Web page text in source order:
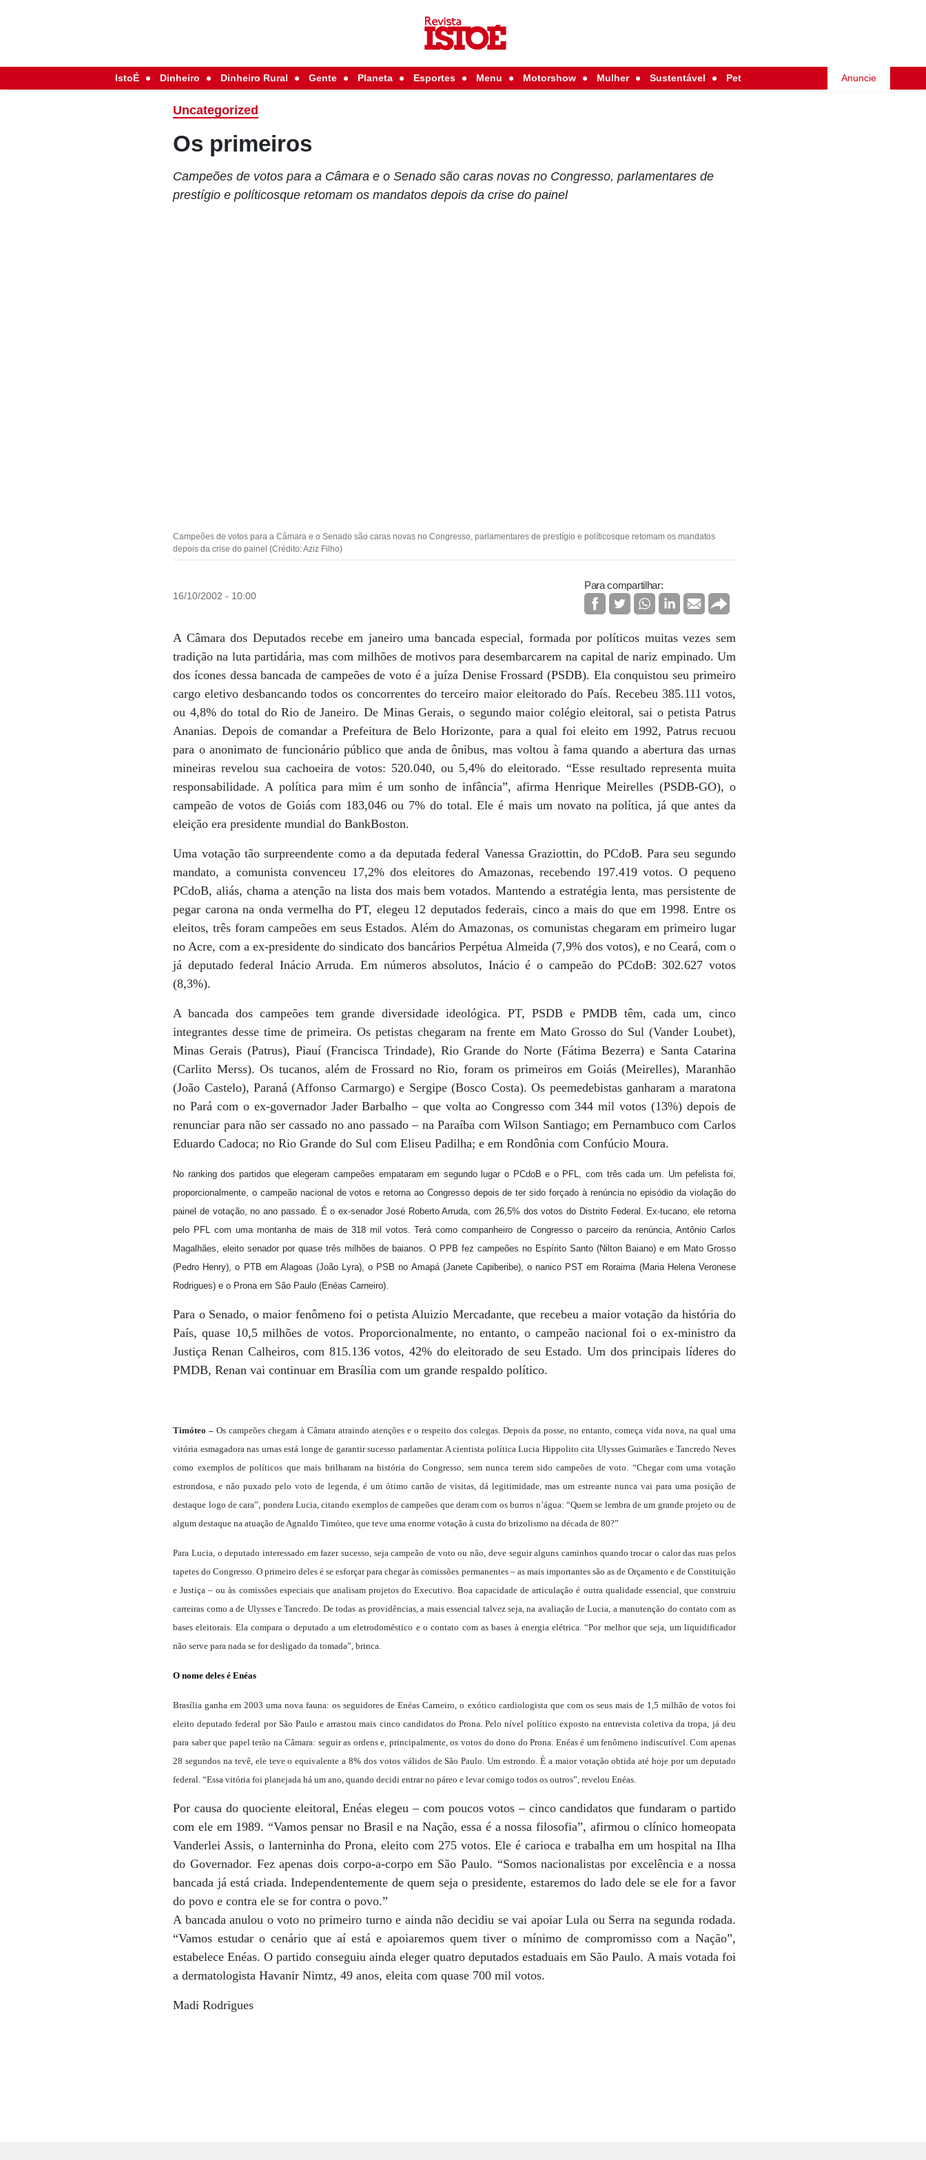
IstoÉ Dinheiro Dinheiro Rural Gente Planeta Esportes Menu Motorshow Mulher Sustentável Pet Anuncie
Uncategorized
Os primeiros
Campeões de votos para a Câmara e o Senado são caras novas no Congresso, parlamentares de
prestígio e políticosque retomam os mandatos depois da crise do painel
Campeões de votos para a Câmara e o Senado são caras novas no Congresso, parlamentares de prestígio e políticosque retomam os mandatos
depois da crise do painel (Crédito: Aziz Filho)
16/10/2002 - 10:00
Para compartilhar:
A Câmara dos Deputados recebe em janeiro uma bancada especial, formada por políticos muitas vezes sem
tradição na luta partidária, mas com milhões de motivos para desembarcarem na capital de nariz empinado. Um
dos ícones dessa bancada de campeões de voto é a juíza Denise Frossard (PSDB). Ela conquistou seu primeiro
cargo eletivo desbancando todos os concorrentes do terceiro maior eleitorado do País. Recebeu 385.111 votos,
ou 4,8% do total do Rio de Janeiro. De Minas Gerais, o segundo maior colégio eleitoral, sai o petista Patrus
Ananias. Depois de comandar a Prefeitura de Belo Horizonte, para a qual foi eleito em 1992, Patrus recuou
para o anonimato de funcionário público que anda de ônibus, mas voltou à fama quando a abertura das urnas
mineiras revelou sua cachoeira de votos: 520.040, ou 5,4% do eleitorado. “Esse resultado representa muita
responsabilidade. A política para mim é um sonho de infância”, afirma Henrique Meirelles (PSDB-GO), o
campeão de votos de Goiás com 183,046 ou 7% do total. Ele é mais um novato na política, já que antes da
eleição era presidente mundial do BankBoston.
Uma votação tão surpreendente como a da deputada federal Vanessa Graziottin, do PCdoB. Para seu segundo
mandato, a comunista convenceu 17,2% dos eleitores do Amazonas, recebendo 197.419 votos. O pequeno
PCdoB, aliás, chama a atenção na lista dos mais bem votados. Mantendo a estratégia lenta, mas persistente de
pegar carona na onda vermelha do PT, elegeu 12 deputados federais, cinco a mais do que em 1998. Entre os
eleitos, três foram campeões em seus Estados. Além do Amazonas, os comunistas chegaram em primeiro lugar
no Acre, com a ex-presidente do sindicato dos bancários Perpétua Almeida (7,9% dos votos), e no Ceará, com o
já deputado federal Inácio Arruda. Em números absolutos, Inácio é o campeão do PCdoB: 302.627 votos
(8,3%).
A bancada dos campeões tem grande diversidade ideológica. PT, PSDB e PMDB têm, cada um, cinco
integrantes desse time de primeira. Os petistas chegaram na frente em Mato Grosso do Sul (Vander Loubet),
Minas Gerais (Patrus), Piauí (Francisca Trindade), Rio Grande do Norte (Fátima Bezerra) e Santa Catarina
(Carlito Merss). Os tucanos, além de Frossard no Rio, foram os primeiros em Goiás (Meirelles), Maranhão
(João Castelo), Paraná (Affonso Carmargo) e Sergipe (Bosco Costa). Os peemedebistas ganharam a maratona
no Pará com o ex-governador Jader Barbalho – que volta ao Congresso com 344 mil votos (13%) depois de
renunciar para não ser cassado no ano passado – na Paraíba com Wilson Santiago; em Pernambuco com Carlos
Eduardo Cadoca; no Rio Grande do Sul com Eliseu Padilha; e em Rondônia com Confúcio Moura.
No ranking dos partidos que elegeram campeões empataram em segundo lugar o PCdoB e o PFL, com três cada um. Um pefelista foi,
proporcionalmente, o campeão nacional de votos e retorna ao Congresso depois de ter sido forçado à renúncia no episódio da violação do
painel de votação, no ano passado. É o ex-senador José Roberto Arruda, com 26,5% dos votos do Distrito Federal. Ex-tucano, ele retorna
pelo PFL com uma montanha de mais de 318 mil votos. Terá como companheiro de Congresso o parceiro da renúncia, Antônio Carlos
Magalhães, eleito senador por quase três milhões de baianos. O PPB fez campeões no Espírito Santo (Nilton Baiano) e em Mato Grosso
(Pedro Henry), o PTB em Alagoas (João Lyra), o PSB no Amapá (Janete Capiberibe), o nanico PST em Roraima (Maria Helena Veronese
Rodrigues) e o Prona em São Paulo (Enéas Carneiro).
Para o Senado, o maior fenômeno foi o petista Aluizio Mercadante, que recebeu a maior votação da história do
País, quase 10,5 milhões de votos. Proporcionalmente, no entanto, o campeão nacional foi o ex-ministro da
Justiça Renan Calheiros, com 815.136 votos, 42% do eleitorado de seu Estado. Um dos principais líderes do
PMDB, Renan vai continuar em Brasília com um grande respaldo político.
Timóteo –Os campeões chegam à Câmara atraindo atenções e o respeito dos colegas. Depois da posse, no entanto, começa vida nova, na qual uma
vitória esmagadora nas urnas está longe de garantir sucesso parlamentar. A cientista política Lucia Hippolito cita Ulysses Guimarães e Tancredo Neves
como exemplos de políticos que mais brilharam na história do Congresso, sem nunca terem sido campeões de voto. “Chegar com uma votação
estrondosa, e não puxado pelo voto de legenda, é um ótimo cartão de visitas, dá legitimidade, mas um estreante nunca vai para uma posição de
destaque logo de cara”, pondera Lucia, citando exemplos de campeões que deram com os burros n’água: “Quem se lembra de um grande projeto ou de
algum destaque na atuação de Agnaldo Timóteo, que teve uma enorme votação à custa do brizolismo na década de 80?”
Para Lucia, o deputado interessado em fazer sucesso, seja campeão de voto ou não, deve seguir alguns caminhos quando trocar o calor das ruas pelos
tapetes do Congresso. O primeiro deles é se esforçar para chegar às comissões permanentes – as mais importantes são as de Orçamento e de Constituição
e Justiça – ou às comissões especiais que analisam projetos do Executivo. Boa capacidade de articulação é outra qualidade essencial, que construiu
carreiras como a de Ulysses e Tancredo. De todas as providências, a mais essencial talvez seja, na avaliação de Lucia, a manutenção do contato com as
bases eleitorais. Ela compara o deputado a um eletrodoméstico e o contato com as bases à energia elétrica. “Por melhor que seja, um liquidificador
não serve para nada se for desligado da tomada”, brinca.
O nome deles é Enéas
Brasília ganha em 2003 uma nova fauna: os seguidores de Enéas Carneiro, o exótico cardiologista que com os seus mais de 1,5 milhão de votos foi
eleito deputado federal por São Paulo e arrastou mais cinco candidatos do Prona. Pelo nível político exposto na entrevista coletiva da tropa, já deu
para saber que papel terão na Câmara: seguir as ordens e, principalmente, os votos do dono do Prona. Enéas é um fenômeno indiscutível. Com apenas
28 segundos na tevê, ele teve o equivalente a 8% dos votos válidos de São Paulo. Um estrondo. É a maior votação obtida até hoje por um deputado
federal. “Essa vitória foi planejada há um ano, quando decidi entrar no páreo e levar comigo todos os outros”, revelou Enéas.
Por causa do quociente eleitoral, Enéas elegeu – com poucos votos – cinco candidatos que fundaram o partido
com ele em 1989. “Vamos pensar no Brasil e na Nação, essa é a nossa filosofia”, afirmou o clínico homeopata
Vanderlei Assis, o lanterninha do Prona, eleito com 275 votos. Ele é carioca e trabalha em um hospital na Ilha
do Governador. Fez apenas dois corpo-a-corpo em São Paulo. “Somos nacionalistas por excelência e a nossa
bancada já está criada. Independentemente de quem seja o presidente, estaremos do lado dele se ele for a favor
do povo e contra ele se for contra o povo.”
A bancada anulou o voto no primeiro turno e ainda não decidiu se vai apoiar Lula ou Serra na segunda rodada.
“Vamos estudar o cenário que aí está e apoiaremos quem tiver o mínimo de compromisso com a Nação”,
estabelece Enéas. O partido conseguiu ainda eleger quatro deputados estaduais em São Paulo. A mais votada foi
a dermatologista Havanir Nimtz, 49 anos, eleita com quase 700 mil votos.
Madi Rodrigues